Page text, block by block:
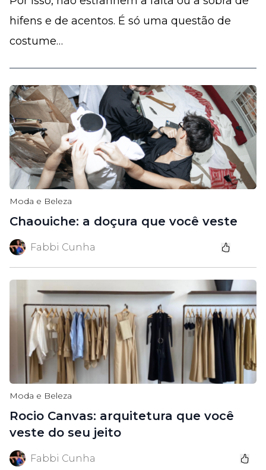
hifens e de acentos. É só uma questão de
costume…
Moda e Beleza
Chaouiche: a doçura que você veste
Fabbi Cunha
Moda e Beleza
Rocio Canvas: arquitetura que você
veste do seu jeito
Fabbi Cunha